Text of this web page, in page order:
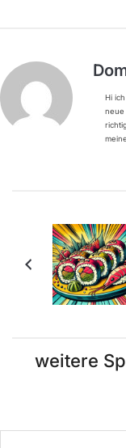
Hi
neue
weitere